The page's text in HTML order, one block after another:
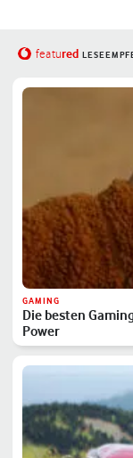
featured
GAMING
Die besten
Power